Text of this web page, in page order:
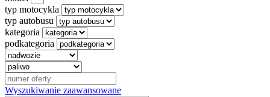
typ motocykla
typ autobusu
kategoria
podkategoria
Wyszukiwanie zaawansowane